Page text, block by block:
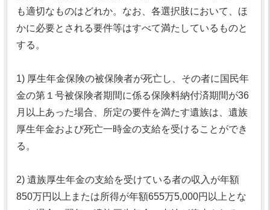
も適切なものはどれか。なお、各選択肢において、ほ
かに必要とされる要件等はすべて満たしているものと
する。
1) 厚生年金保険の被保険者が死亡し、その者に国民年
金の第１号被保険者期間に係る保険料納付済期間が36
月以上あった場合、所定の要件を満たす遺族は、遺族
厚生年金および死亡一時金の支給を受けることができ
る。
2) 遺族厚生年金の支給を受けている者の収入が年額
850万円以上または所得が年額655万5,000円以上とな